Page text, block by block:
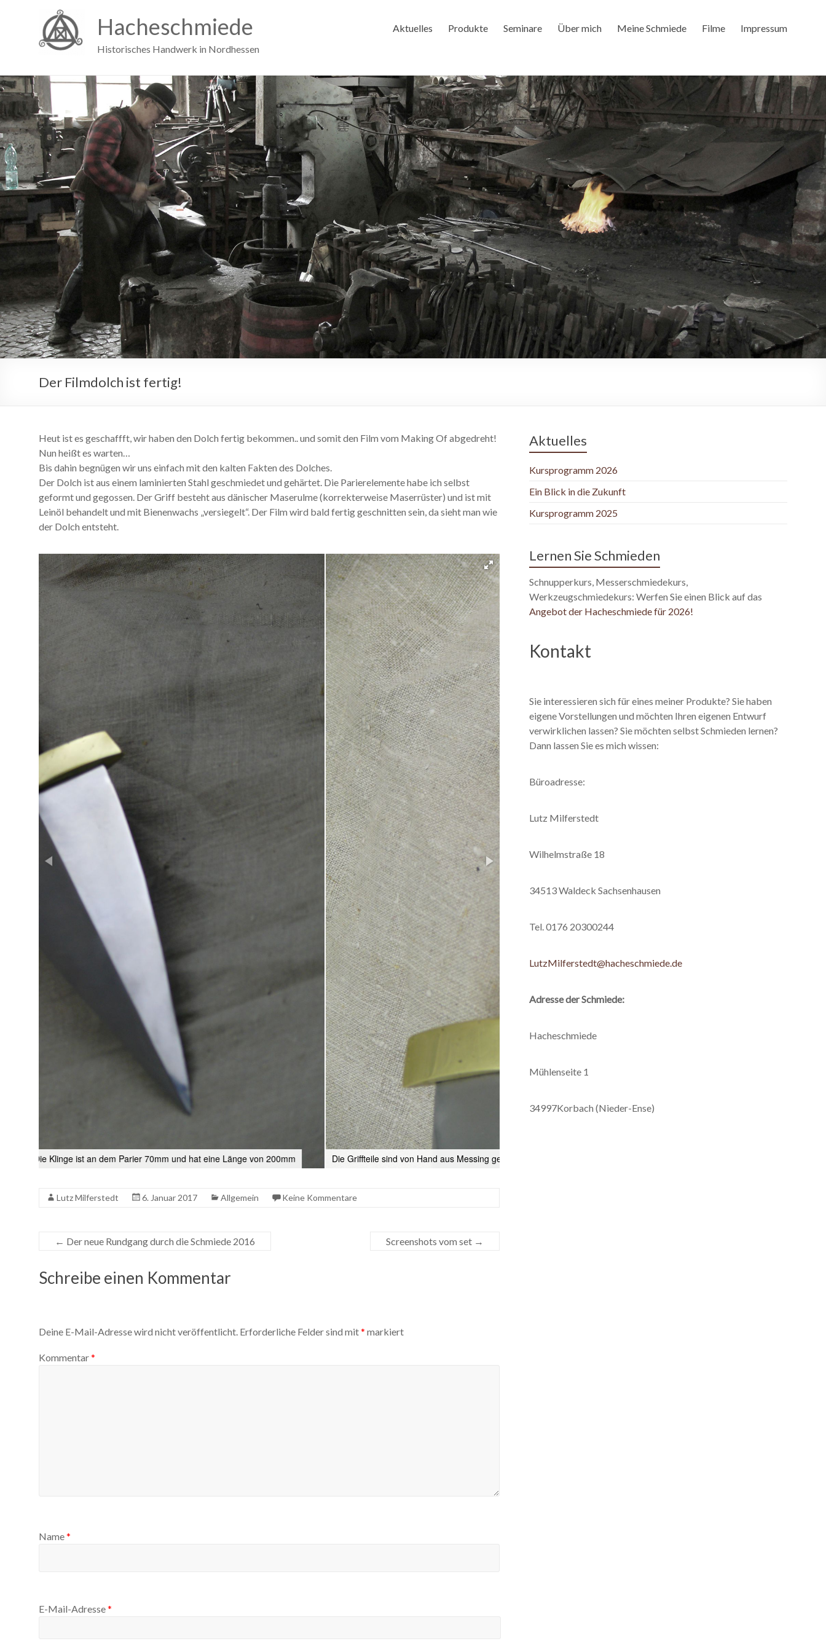
Hacheschmiede
Historisches Handwerk in Nordhessen
Aktuelles Produkte Seminare Über mich Meine Schmiede Filme Impressum
Der Filmdolch ist fertig!
Heut ist es geschaffft, wir haben den Dolch fertig bekommen.. und somit den Film vom Making Of abgedreht!
Nun heißt es warten…
Bis dahin begnügen wir uns einfach mit den kalten Fakten des Dolches.
Der Dolch ist aus einem laminierten Stahl geschmiedet und gehärtet. Die Parierelemente habe ich selbst
geformt und gegossen. Der Griff besteht aus dänischer Maserulme (korrekterweise Maserrüster) und ist mit
Leinöl behandelt und mit Bienenwachs „versiegelt“. Der Film wird bald fertig geschnitten sein, da sieht man wie
der Dolch entsteht.
Die Griffteile sind von Hand aus Messing gegossen.
Lutz Milferstedt 6. Januar 2017 Allgemein Keine Kommentare
← Der neue Rundgang durch die Schmiede 2016 Screenshots vom set →
Schreibe einen Kommentar
Deine E-Mail-Adresse wird nicht veröffentlicht. Erforderliche Felder sind mit* markiert
Kommentar*
Name*
E-Mail-Adresse*
Aktuelles
Kursprogramm 2026
Ein Blick in die Zukunft
Kursprogramm 2025
Lernen Sie Schmieden
Schnupperkurs, Messerschmiedekurs,
Werkzeugschmiedekurs: Werfen Sie einen Blick auf das
Angebot der Hacheschmiede für 2026!
Kontakt
Sie interessieren sich für eines meiner Produkte? Sie haben
eigene Vorstellungen und möchten Ihren eigenen Entwurf
verwirklichen lassen? Sie möchten selbst Schmieden lernen?
Dann lassen Sie es mich wissen:
Büroadresse:
Lutz Milferstedt
Wilhelmstraße 18
34513 Waldeck Sachsenhausen
Tel. 0176 20300244
LutzMilferstedt@hacheschmiede.de
Adresse der Schmiede:
Hacheschmiede
Mühlenseite 1
34997Korbach (Nieder-Ense)